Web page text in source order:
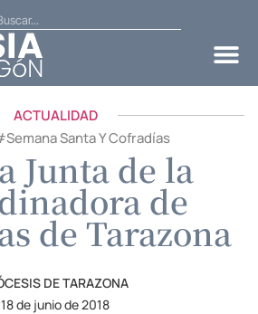
ACTUALIDAD
Semana Santa Y Cofradías
Junta de la
de
de Tarazona
DE TARAZONA
18 de junio de 2018